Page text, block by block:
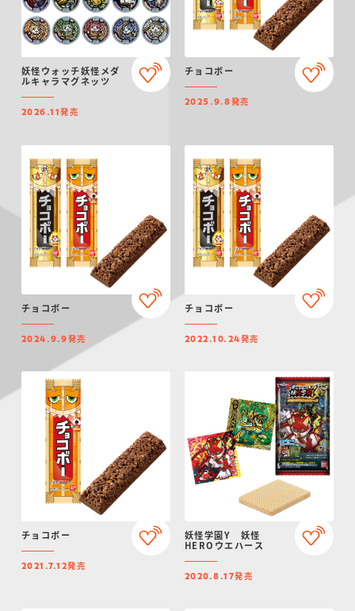
妖怪ウォッチ妖怪メダ
ルキャラマグネッツ
2026.11発売
チョコボー
2025.9.8発売
チョコボー
2024.9.9発売
チョコボー
2022.10.24発売
チョコボー
2021.7.12発売
妖怪学園Y 妖怪
HEROウエハース
2020.8.17発売